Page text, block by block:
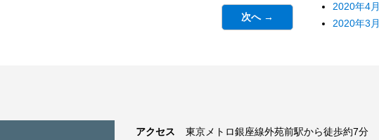
次へ →
2020年4月
2020年3月
アクセス
東京メトロ銀座線外苑前駅から徒歩約7分